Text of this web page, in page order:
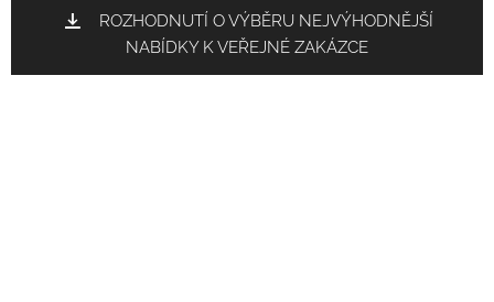
ROZHODNUTÍ O VÝBĚRU NEJVÝHODNĚJŠÍ
NABÍDKY K VEŘEJNÉ ZAKÁZCE